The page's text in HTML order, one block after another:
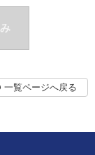
一覧ページへ戻る